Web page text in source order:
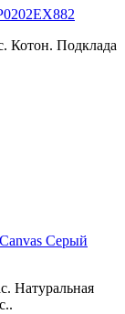
Котон. Подклада
Серый
Натуральная